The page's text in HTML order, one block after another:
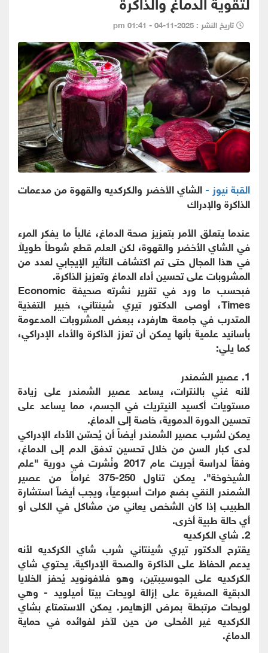
تاريخ النشر : 2025-11-04 - 01:41 pm
القبة نيوز -الشاي الأخضر والكركديه والقهوة من مدعمات
الذاكرة والإدراك
عندما يتعلق الأمر بتعزيز صحة الدماغ، غالباً ما يفكر المرء
في الشاي الأخضر والقهوة، لكن العلم قطع شوطاً طويلاً
في هذا المجال حتى تم اكتشاف التأثير الإيجابي لعدد من
المشروبات على تحسين أداء الدماغ وتعزيز الذاكرة.
فبحسب ما ورد في تقرير نشرته صحيفة Economic
Times، أوصى الدكتور تيري شينتاني، خبير التغذية
المتدرب في جامعة هارفرد، ببعض المشروبات المدعومة
بأسانيد علمية بأنها يمكن أن تعزز الذاكرة والأداء الإدراكي،
كما يلي:
1. عصير الشمندر
لأنه غني بالنترات، يساعد عصير الشمندر على زيادة
مستويات أكسيد النيتريك في الجسم، مما يساعد على
تحسين الدورة الدموية، خاصة إلى الدماغ.
يمكن لشرب عصير الشمندر أيضاً أن يُحسّن الأداء الإدراكي
لدى كبار السن من خلال تحسين تدفق الدم إلى الدماغ،
وفقاً لدراسة أجريت عام 2017 ونُشرت في دورية "علم
الشيخوخة". يمكن تناول 250-375 غراماً من عصير
الشمندر النقي بضع مرات أسبوعياً، ويجب أيضاً استشارة
الطبيب إذا كان الشخص يعاني من مشاكل في الكلى أو
أي حالة طبية أخرى.
2. شاي الكركديه
يقترح الدكتور تيري شينتاني شرب شاي الكركديه لأنه
يدعم الحفاظ على الذاكرة والصحة الإدراكية. يحتوي شاي
الكركديه على الجوسيبتين، وهو فلافونويد يُحفز الخلايا
الدبقية الصغيرة على إزالة لويحات بيتا أميلويد - وهي
لويحات مرتبطة بمرض الزهايمر. يمكن الاستمتاع بشاي
الكركديه غير المُحلى من حين لآخر لفوائده في حماية
الدماغ.